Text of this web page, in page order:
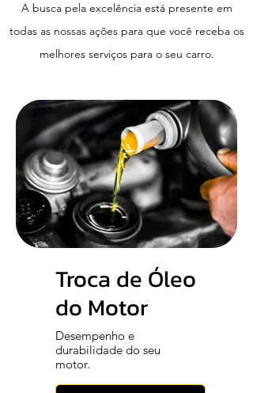
A busca pela excelência está presente em
todas as nossas ações para que você receba os
melhores serviços para o seu carro.
Troca de Óleo
do Motor
Desempenho e
durabilidade do seu
motor.